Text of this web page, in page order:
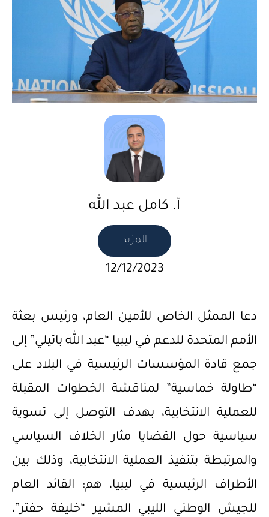
أ. كامل عبد الله
المزيد
12/12/2023
دعا الممثل الخاص للأمين العام، ورئيس بعثة
الأمم المتحدة للدعم في ليبيا “عبد الله باتيلي” إلى
جمع قادة المؤسسات الرئيسية في البلاد على
“طاولة خماسية” لمناقشة الخطوات المقبلة
للعملية الانتخابية، بهدف التوصل إلى تسوية
سياسية حول القضايا مثار الخلاف السياسي
والمرتبطة بتنفيذ العملية الانتخابية، وذلك بين
الأطراف الرئيسية في ليبيا، هم: القائد العام
للجيش الوطني الليبي المشير “خليفة حفتر”،